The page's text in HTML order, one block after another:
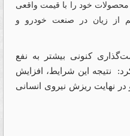
خود را با قیمت واقعی
از زیان در صنعت خودرو و
کنونی بیشتر به نفع
نتیجه این شرایط، افزایش
نهایت ریزش نیروی انسانی